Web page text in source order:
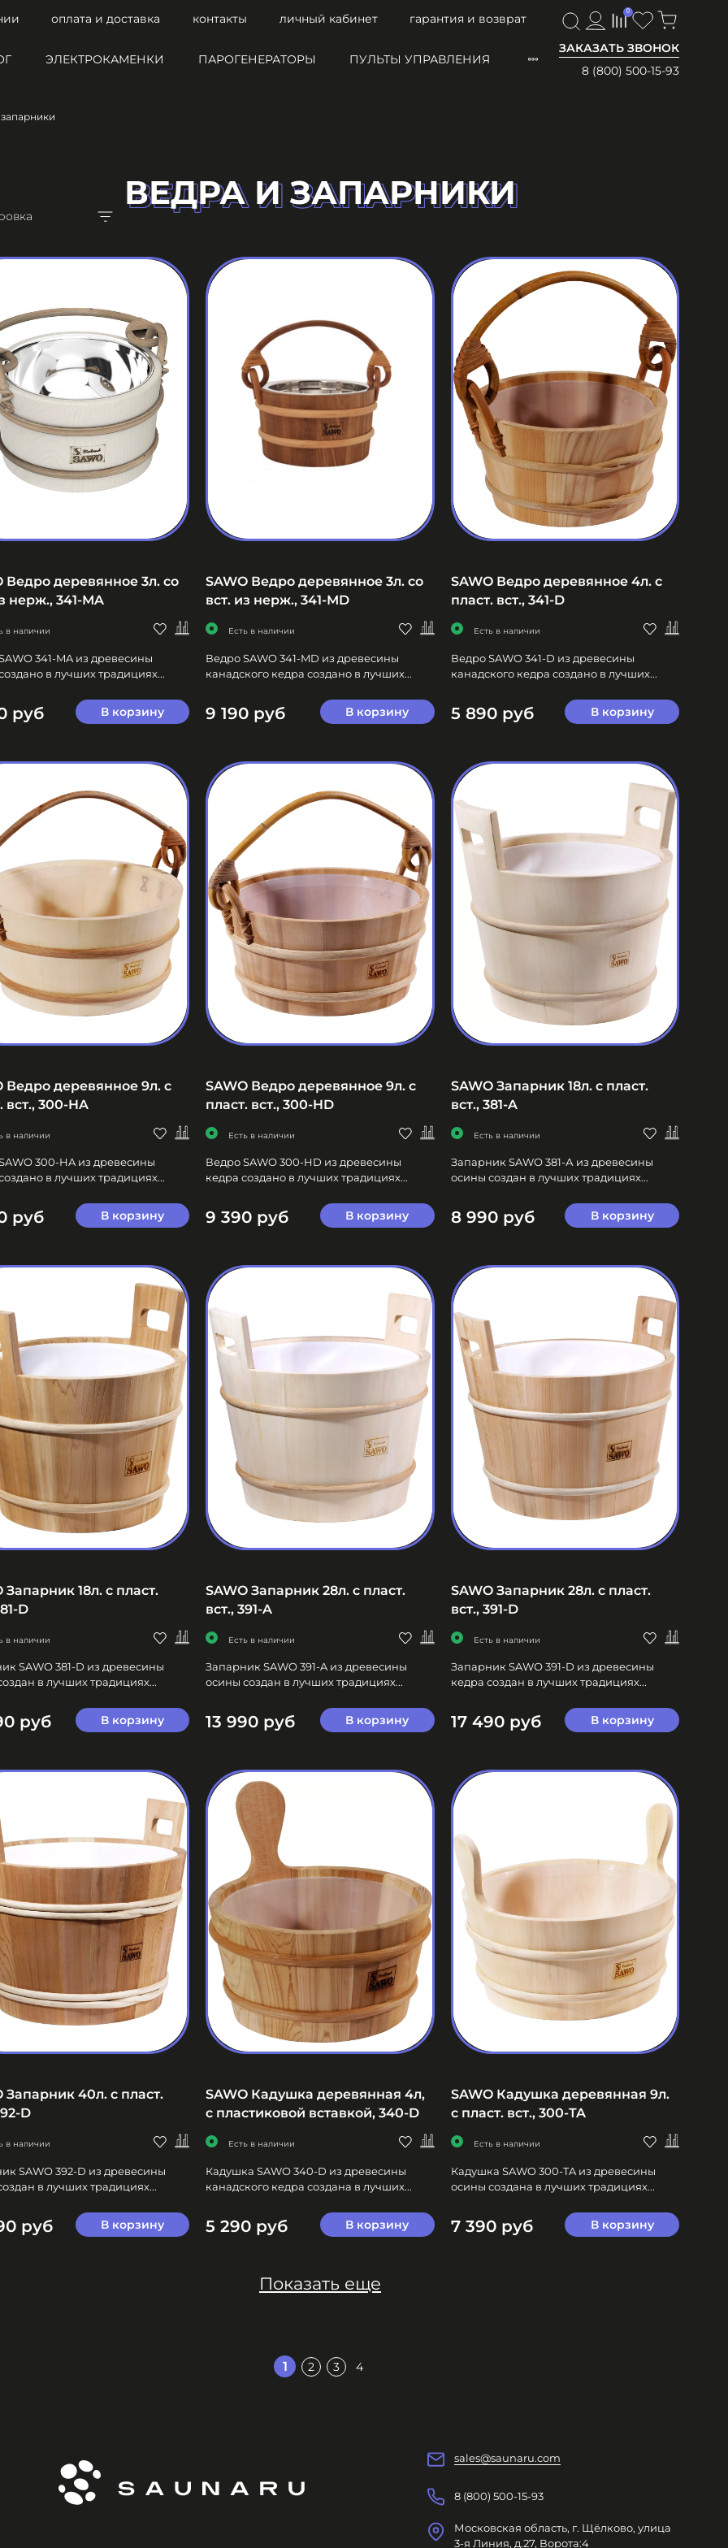
оплата и доставка контакты личный кабинет
гарантия и возврат
ЗАКАЗАТЬ ЗВОНОК
8 (800) 500-15-93
0
ЭЛЕКТРОКАМЕНКИ ПАРОГЕНЕРАТОРЫ ПУЛЬТЫ УПРАВЛЕНИЯ
ВЕДРА И ЗАПАРНИКИ
ВЕДРА И ЗАПАРНИКИ
Ведро деревянное 3л. со
нерж., 341-МA
в наличии
341-MA из древесины
в лучших традициях...
руб В корзину
SAWO Ведро деревянное 3л. со
вст. из нерж., 341-МD
Есть в наличии
Ведро SAWO 341-MD из древесины
канадского кедра создано в лучших...
9 190 руб В корзину
SAWO Ведро деревянное 4л. с
пласт. вст., 341-D
Есть в наличии
Ведро SAWO 341-D из древесины
канадского кедра создано в лучших...
5 890 руб В корзину
Ведро деревянное 9л. с
вст., 300-HA
в наличии
300-HA из древесины
в лучших традициях...
руб В корзину
SAWO Ведро деревянное 9л. с
пласт. вст., 300-HD
Есть в наличии
Ведро SAWO 300-HD из древесины
кедра создано в лучших традициях...
9 390 руб В корзину
SAWO Запарник 18л. с пласт.
вст., 381-A
Есть в наличии
Запарник SAWO 381-А из древесины
осины создан в лучших традициях...
8 990 руб В корзину
Запарник 18л. с пласт.
D
в наличии
SAWO 381-D из древесины
в лучших традициях...
руб В корзину
SAWO Запарник 28л. с пласт.
вст., 391-A
Есть в наличии
Запарник SAWO 391-A из древесины
осины создан в лучших традициях...
13 990 руб В корзину
SAWO Запарник 28л. с пласт.
вст., 391-D
Есть в наличии
Запарник SAWO 391-D из древесины
кедра создан в лучших традициях...
17 490 руб В корзину
Запарник 40л. с пласт.
D
в наличии
SAWO 392-D из древесины
в лучших традициях...
руб В корзину
SAWO Кадушка деревянная 4л,
с пластиковой вставкой, 340-D
Есть в наличии
Кадушка SAWO 340-D из древесины
канадского кедра создана в лучших...
5 290 руб В корзину
SAWO Кадушка деревянная 9л.
с пласт. вст., 300-TA
Есть в наличии
Кадушка SAWO 300-TA из древесины
осины создана в лучших традициях...
7 390 руб В корзину
Показать еще
1 2 3 4
sales@saunaru.com
8 (800) 500-15-93
Московская область, г. Щёлково, улица
3-я Линия, д.27, Ворота:4